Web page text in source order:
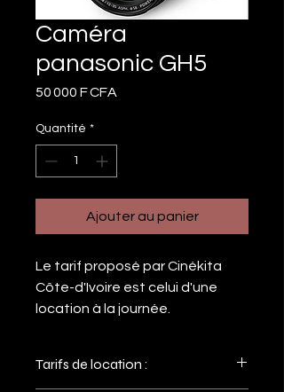
Caméra
panasonic GH5
50 000 F CFA
Quantité *
Ajouter au panier
Le tarif proposé par Cinékita
Côte-d'Ivoire est celui d'une
location à la journée.
Tarifs de location :